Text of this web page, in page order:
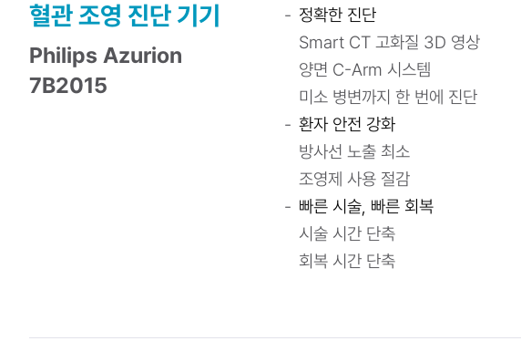
혈관 조영 진단 기기
Philips Azurion
7B2015
정확한 진단
Smart CT 고화질 3D 영상
양면 C-Arm 시스템
미소 병변까지 한 번에 진단
환자 안전 강화
방사선 노출 최소
조영제 사용 절감
빠른 시술, 빠른 회복
시술 시간 단축
회복 시간 단축